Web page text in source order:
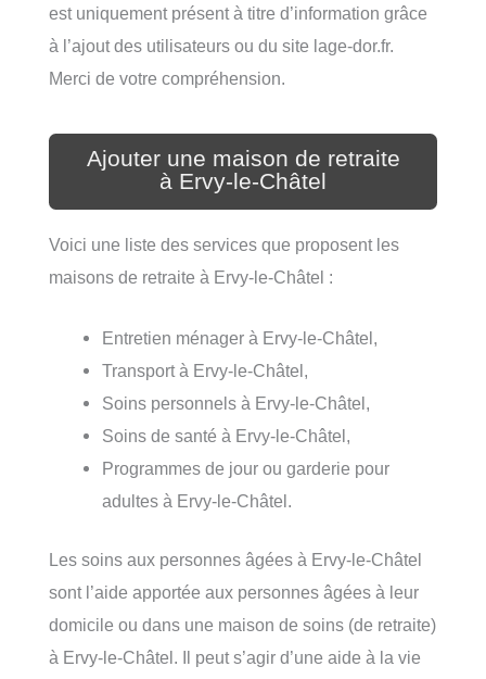
est uniquement présent à titre d’information grâce
à l’ajout des utilisateurs ou du site lage-dor.fr.
Merci de votre compréhension.
Ajouter une maison de retraite
à Ervy-le-Châtel
Voici une liste des services que proposent les
maisons de retraite à Ervy-le-Châtel :
Entretien ménager à Ervy-le-Châtel,
Transport à Ervy-le-Châtel,
Soins personnels à Ervy-le-Châtel,
Soins de santé à Ervy-le-Châtel,
Programmes de jour ou garderie pour
adultes à Ervy-le-Châtel.
Les soins aux personnes âgées à Ervy-le-Châtel
sont l’aide apportée aux personnes âgées à leur
domicile ou dans une maison de soins (de retraite)
à Ervy-le-Châtel. Il peut s’agir d’une aide à la vie